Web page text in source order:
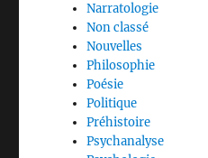
Narratologie
Non classé
Nouvelles
Philosophie
Poésie
Politique
Préhistoire
Psychanalyse